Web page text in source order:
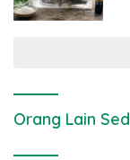
Orang Lain